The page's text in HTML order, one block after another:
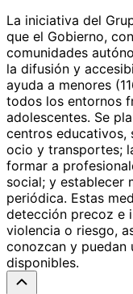
La iniciativa del
que el Gobierno,
comunidades
la difusión y
ayuda a menores
todos los entornos
adolescentes. Se
centros educativos,
ocio y transportes;
formar a
social; y establecer
periódica. Estas
detección precoz e
violencia o riesgo,
conozcan y puedan
disponibles.